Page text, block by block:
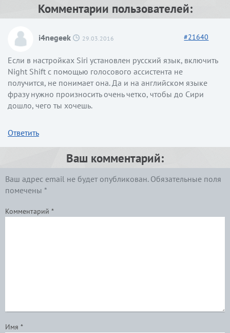
Комментарии пользователей:
i4negeek 29.03.2016 #21640
Если в настройках Siri установлен русский язык, включить
Night Shift с помощью голосового ассистента не
получится, не понимает она. Да и на английском языке
фразу нужно произносить очень четко, чтобы до Сири
дошло, чего ты хочешь.
Ответить
Ваш комментарий:
Ваш адрес email не будет опубликован. Обязательные поля
помечены *
Комментарий *
Имя *